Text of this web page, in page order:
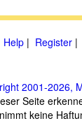
Help | Register |
2001-2026,
Seite
keine